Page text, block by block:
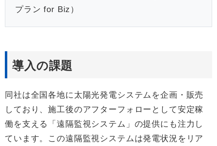
プラン for Biz）
導入の課題
同社は全国各地に太陽光発電システムを企画・販売
しており、施工後のアフターフォローとして安定稼
働を支える「遠隔監視システム」の提供にも注力し
ています。この遠隔監視システムは発電状況をリア